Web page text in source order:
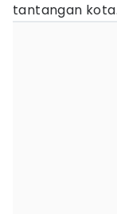
tantangan kota.